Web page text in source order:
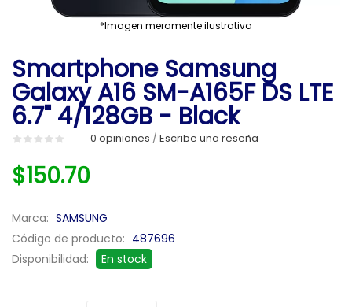
*Imagen meramente ilustrativa
Smartphone Samsung
Galaxy A16 SM-A165F DS LTE
6.7" 4/128GB - Black
0 opiniones / Escribe una reseña
$150.70
Marca: SAMSUNG
Código de producto: 487696
Disponibilidad:
En stock